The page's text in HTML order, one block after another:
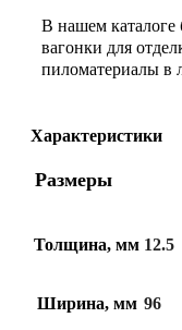
В нашем каталоге
вагонки для
пиломатериалы в
Характеристики
Размеры
Толщина, мм 12.5
Ширина, мм 96